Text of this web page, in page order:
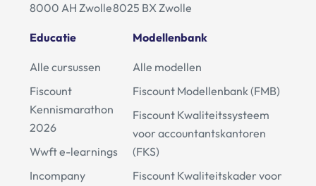
8000 AH Zwolle8025 BX Zwolle
Educatie
Alle cursussen
Fiscount
Kennismarathon
2026
Wwft e-learnings
Incompany
Modellenbank
Alle modellen
Fiscount Modellenbank (FMB)
Fiscount Kwaliteitssysteem
voor accountantskantoren
(FKS)
Fiscount Kwaliteitskader voor